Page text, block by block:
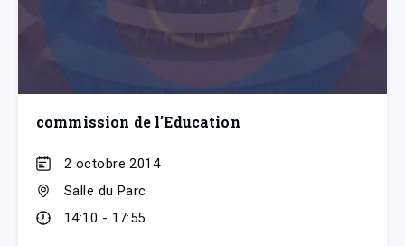
commission de l'Education
2 octobre 2014
Salle du Parc
14:10 - 17:55